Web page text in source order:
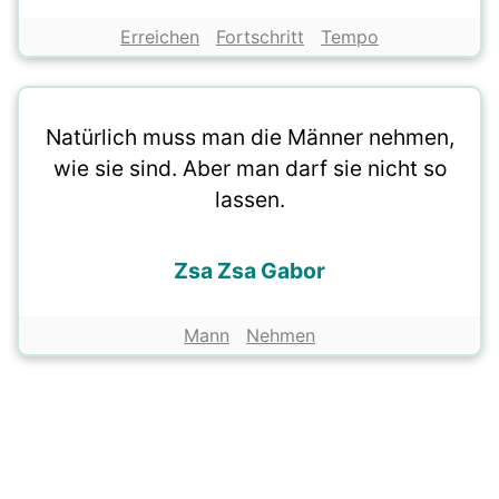
Erreichen Fortschritt Tempo
Natürlich muss man die Männer nehmen,
wie sie sind. Aber man darf sie nicht so
lassen.
Zsa Zsa Gabor
Mann Nehmen